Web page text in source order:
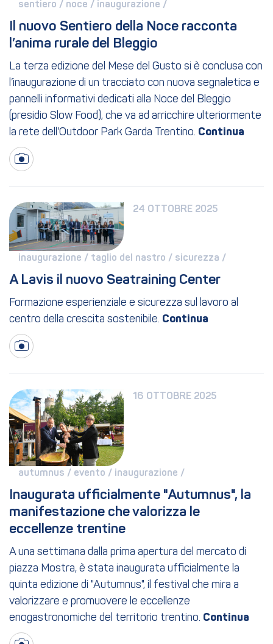
sentiero / noce / inaugurazione /
Il nuovo Sentiero della Noce racconta
l’anima rurale del Bleggio
La terza edizione del Mese del Gusto si è conclusa con
l’inaugurazione di un tracciato con nuova segnaletica e
pannelli informativi dedicati alla Noce del Bleggio
(presidio Slow Food), che va ad arricchire ulteriormente
la rete dell’Outdoor Park Garda Trentino.
24 OTTOBRE 2025
inaugurazione / taglio del nastro / sicurezza /
A Lavis il nuovo Seatraining Center
Formazione esperienziale e sicurezza sul lavoro al
centro della crescita sostenibile.
16 OTTOBRE 2025
autumnus / evento / inaugurazione /
Inaugurata ufficialmente "Autumnus", la
manifestazione che valorizza le
eccellenze trentine
A una settimana dalla prima apertura del mercato di
piazza Mostra, è stata inaugurata ufficialmente la
quinta edizione di "Autumnus", il festival che mira a
valorizzare e promuovere le eccellenze
enogastronomiche del territorio trentino.